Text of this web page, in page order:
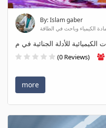
By: Islam gaber
(0 Reviews)
more